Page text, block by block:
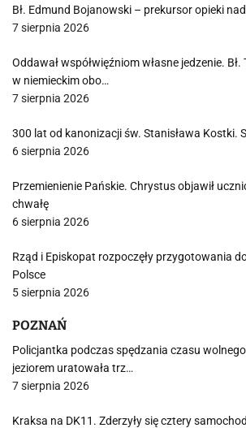
Bł. Edmund Bojanowski – prekursor opieki
7 sierpnia 2026
Oddawał współwięźniom własne jedzenie. Bł.
w niemieckim obo…
7 sierpnia 2026
300 lat od kanonizacji św. Stanisława Kostki.
6 sierpnia 2026
Przemienienie Pańskie. Chrystus objawił
chwałę
6 sierpnia 2026
Rząd i Episkopat rozpoczęły przygotowania
Polsce
5 sierpnia 2026
POZNAŃ
Policjantka podczas spędzania czasu
jeziorem uratowała trz…
7 sierpnia 2026
Kraksa na DK11. Zderzyły się cztery